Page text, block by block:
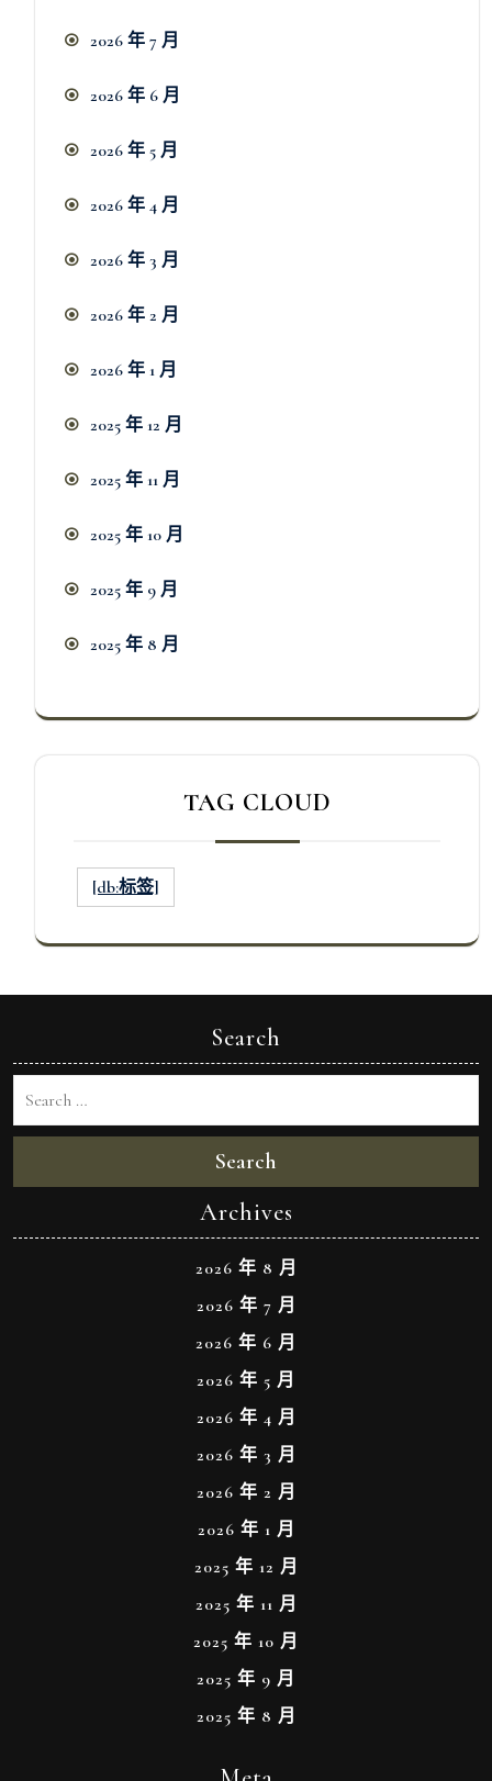
2026 年 7 月
2026 年 6 月
2026 年 5 月
2026 年 4 月
2026 年 3 月
2026 年 2 月
2026 年 1 月
2025 年 12 月
2025 年 11 月
2025 年 10 月
2025 年 9 月
2025 年 8 月
TAG CLOUD
[db:标签]
Search
Search
Archives
2026 年 8 月
2026 年 7 月
2026 年 6 月
2026 年 5 月
2026 年 4 月
2026 年 3 月
2026 年 2 月
2026 年 1 月
2025 年 12 月
2025 年 11 月
2025 年 10 月
2025 年 9 月
2025 年 8 月